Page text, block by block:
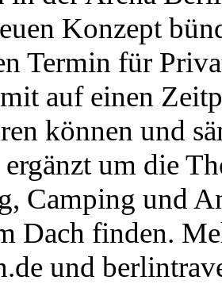
Konzept
Termin für
auf einen
können und
um die
Camping und
Dach finden.
und